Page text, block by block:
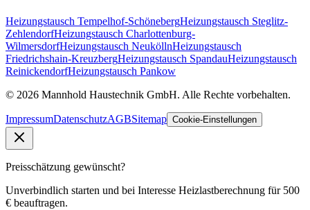
Heizungstausch Tempelhof-SchönebergHeizungstausch Steglitz-
ZehlendorfHeizungstausch Charlottenburg-
WilmersdorfHeizungstausch NeuköllnHeizungstausch
Friedrichshain-KreuzbergHeizungstausch SpandauHeizungstausch
ReinickendorfHeizungstausch Pankow
© 2026 Mannhold Haustechnik GmbH. Alle Rechte vorbehalten.
ImpressumDatenschutzAGBSitemap Cookie-Einstellungen
Preisschätzung gewünscht?
Unverbindlich starten und bei Interesse Heizlastberechnung für 500
€ beauftragen.